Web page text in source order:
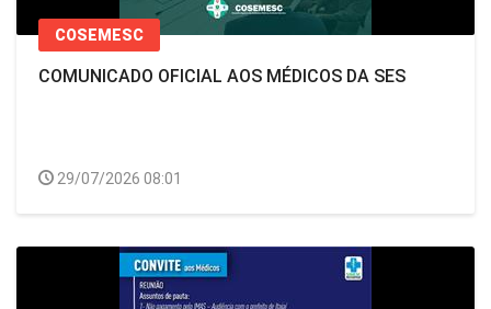
COSEMESC
COMUNICADO OFICIAL AOS MÉDICOS DA SES
29/07/2026 08:01